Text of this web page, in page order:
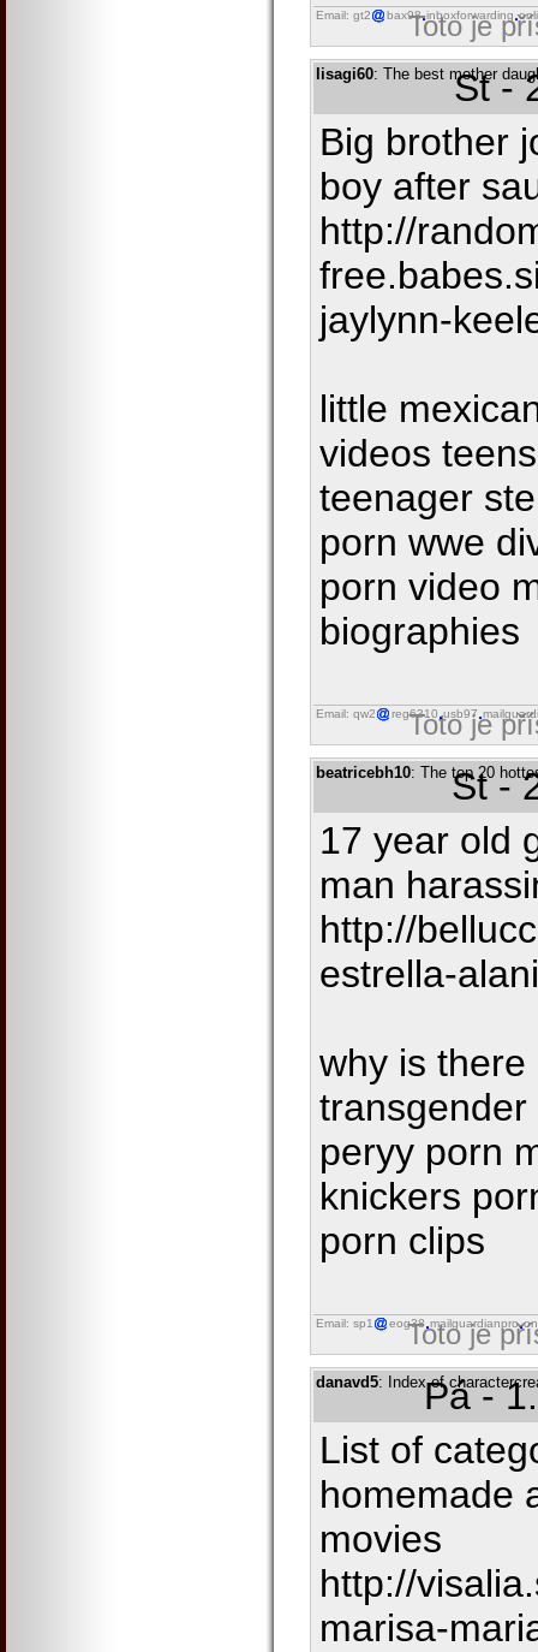
Email: gt2 bax98 inboxforwarding
Toto je
lisagi60: The best mother
St -
Big brother
boy after
http://
jaylynn-
little
videos
teenager
porn wwe
porn video
biographies
Email: qw2 reg6310 usb97
Toto je
beatricebh10: The top 20
St -
17 year old
man
http://
estrella-
why is
peryy porn
knickers
porn clips
Email: sp1 eog38 mailguardianpro
Toto je
danavd5: Index ofPá -
List of
homemade
movies
http://
marisa-